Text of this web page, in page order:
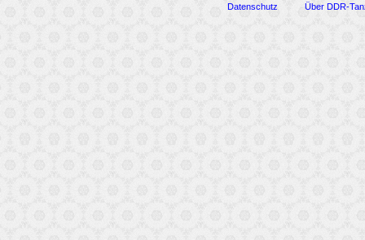
Datenschutz Über DDR-